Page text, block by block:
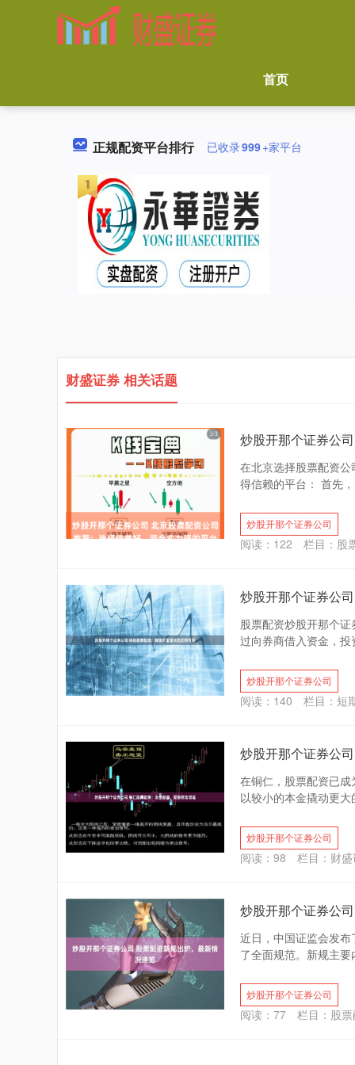
首页
正规配资平台排行 已收录999+家平台
财盛证券 相关话题
炒股开那个证券公
在北京选择股票配资
得信赖的平台： 首先
炒股开那个证券公司
阅读： 122 栏目： 股
炒股开那个证券公
股票配资炒股开那个
过向券商借入资金，
炒股开那个证券公司
阅读： 140 栏目： 短
炒股开那个证券公
在铜仁，股票配资已
以较小的本金撬动更
炒股开那个证券公司
阅读： 98 栏目： 财
炒股开那个证券公
近日，中国证监会发
了全面规范。新规主
炒股开那个证券公司
阅读： 77 栏目： 股